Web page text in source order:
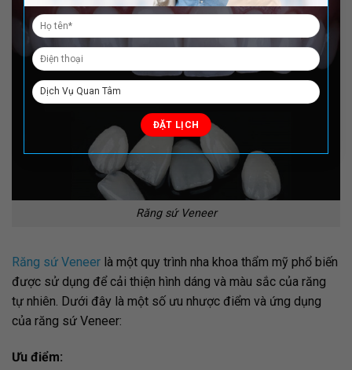
Răng sứ Veneer
Răng sứ Veneer là một quy trình nha khoa thẩm mỹ phổ biến
được sử dụng để cải thiện hình dáng và màu sắc của răng
tự nhiên. Dưới đây là một số ưu nhược điểm và ứng dụng
của răng sứ Veneer:
Ưu điểm: